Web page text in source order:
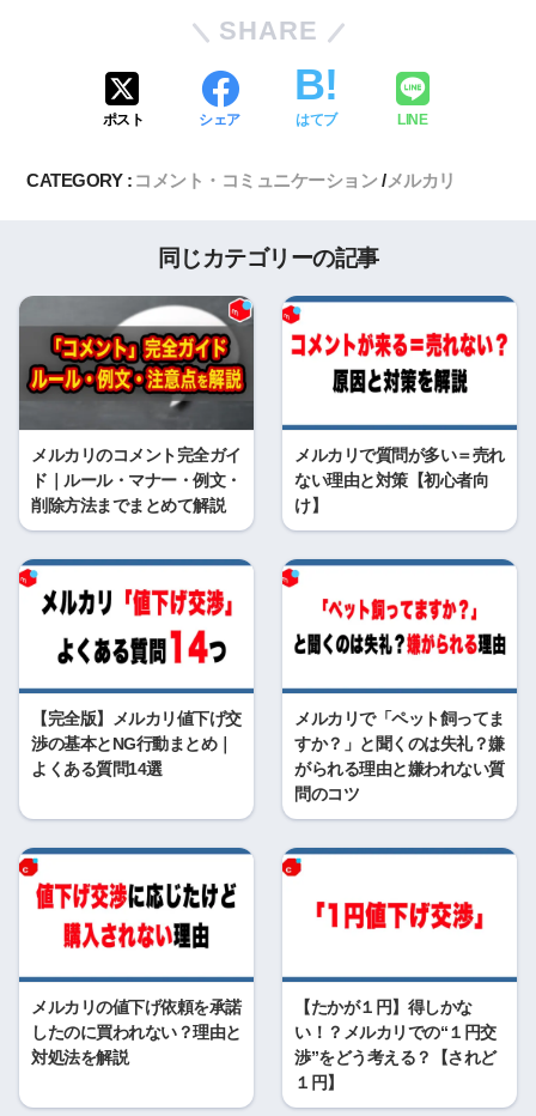
SHARE
ポスト シェア はてブ LINE
CATEGORY : コメント・コミュニケーション メルカリ
同じカテゴリーの記事
メルカリのコメント完全ガイ
ド｜ルール・マナー・例文・
削除方法までまとめて解説
メルカリで質問が多い＝売れ
ない理由と対策【初心者向
け】
【完全版】メルカリ値下げ交
渉の基本とNG行動まとめ｜
よくある質問14選
メルカリで「ペット飼ってま
すか？」と聞くのは失礼？嫌
がられる理由と嫌われない質
問のコツ
メルカリの値下げ依頼を承諾
したのに買われない？理由と
対処法を解説
【たかが１円】得しかな
い！？メルカリでの“１円交
渉”をどう考える？【されど
１円】